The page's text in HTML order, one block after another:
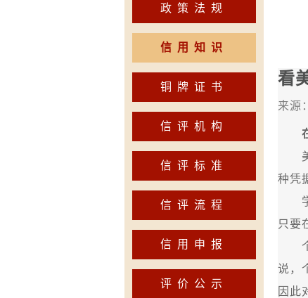
政策法规
信用知识
铜牌证书
信评机构
信评标准
信评流程
信用申报
评价公示
看
来源
美
种凭
学
只要
个
说，
因此